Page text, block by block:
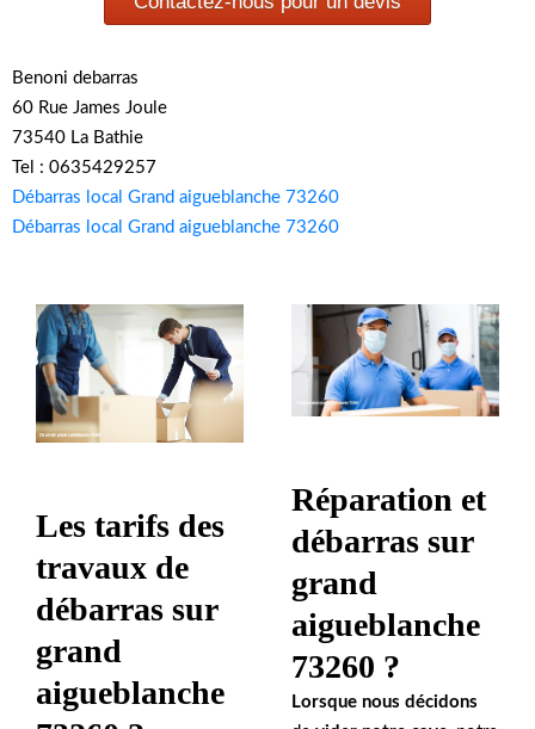
Benoni debarras
60 Rue James Joule
73540 La Bathie
Tel : 0635429257
Débarras local Grand aigueblanche 73260
Débarras local Grand aigueblanche 73260
Les tarifs des
travaux de
débarras sur
grand
aigueblanche
Réparation et
débarras sur
grand
aigueblanche
73260 ?
Lorsque nous décidons